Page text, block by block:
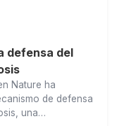
defensa del
Nature ha
de defensa
una…